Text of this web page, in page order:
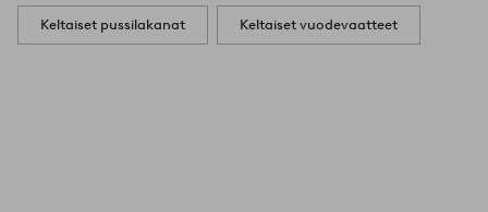
Keltaiset pussilakanat Keltaiset vuodevaatteet